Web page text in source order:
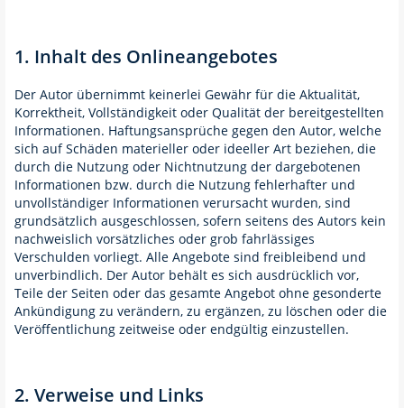
1. Inhalt des Onlineangebotes
Der Autor übernimmt keinerlei Gewähr für die Aktualität,
Korrektheit, Vollständigkeit oder Qualität der bereitgestellten
Informationen. Haftungsansprüche gegen den Autor, welche
sich auf Schäden materieller oder ideeller Art beziehen, die
durch die Nutzung oder Nichtnutzung der dargebotenen
Informationen bzw. durch die Nutzung fehlerhafter und
unvollständiger Informationen verursacht wurden, sind
grundsätzlich ausgeschlossen, sofern seitens des Autors kein
nachweislich vorsätzliches oder grob fahrlässiges
Verschulden vorliegt. Alle Angebote sind freibleibend und
unverbindlich. Der Autor behält es sich ausdrücklich vor,
Teile der Seiten oder das gesamte Angebot ohne gesonderte
Ankündigung zu verändern, zu ergänzen, zu löschen oder die
Veröffentlichung zeitweise oder endgültig einzustellen.
2. Verweise und Links